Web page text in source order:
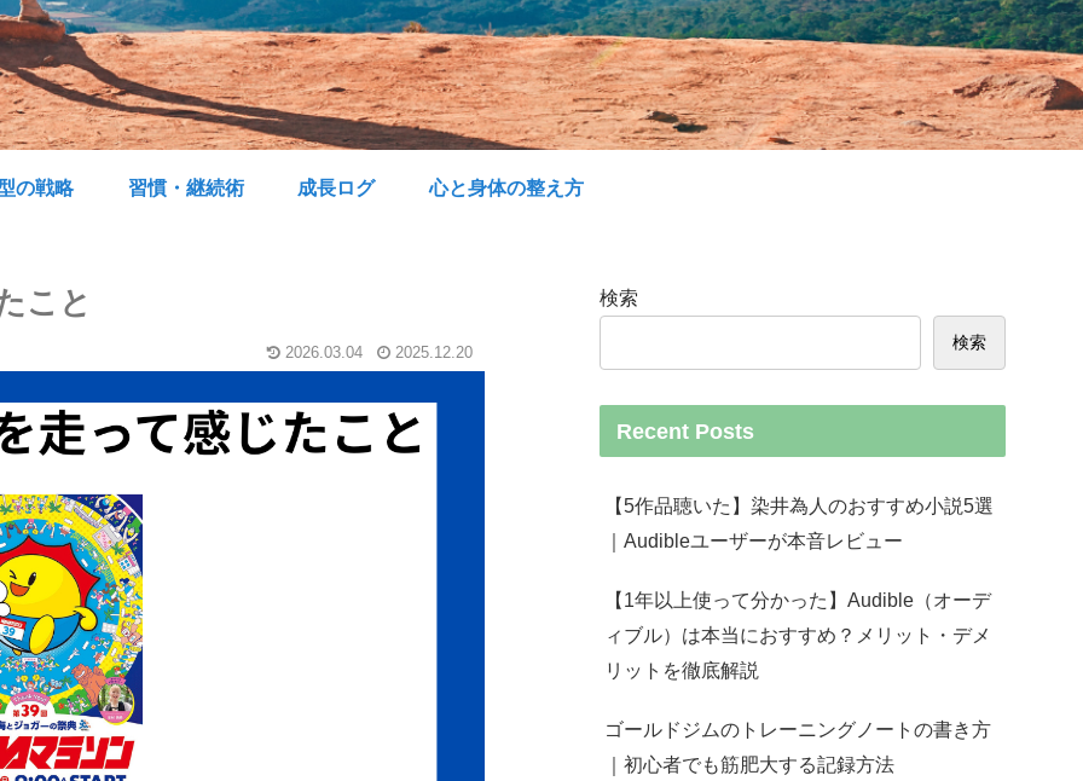
の戦略 習慣・継続術 成長ログ 心と身体の整え方
こと
2026.03.04 2025.12.20
検索
検索
Recent Posts
【5作品聴いた】染井為人のおすすめ小説5選
｜Audibleユーザーが本音レビュー
【1年以上使って分かった】Audible（オーデ
ィブル）は本当におすすめ？メリット・デメ
リットを徹底解説
ゴールドジムのトレーニングノートの書き方
｜初心者でも筋肥大する記録方法